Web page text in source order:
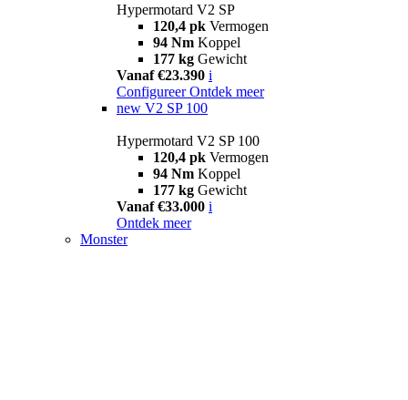
Hypermotard V2 SP
120,4 pk Vermogen
94 Nm Koppel
177 kg Gewicht
Vanaf €23.390 i
Configureer Ontdek meer
new V2 SP 100
Hypermotard V2 SP 100
120,4 pk Vermogen
94 Nm Koppel
177 kg Gewicht
Vanaf €33.000 i
Ontdek meer
Monster